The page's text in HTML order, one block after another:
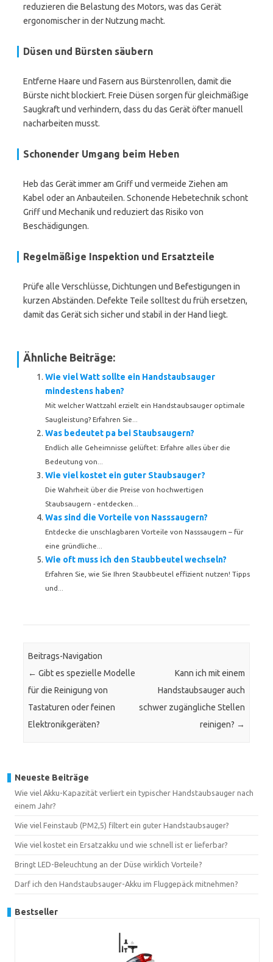
reduzieren die Belastung des Motors, was das Gerät
ergonomischer in der Nutzung macht.
Düsen und Bürsten säubern
Entferne Haare und Fasern aus Bürstenrollen, damit die
Bürste nicht blockiert. Freie Düsen sorgen für gleichmäßige
Saugkraft und verhindern, dass du das Gerät öfter manuell
nacharbeiten musst.
Schonender Umgang beim Heben
Heb das Gerät immer am Griff und vermeide Ziehen am
Kabel oder an Anbauteilen. Schonende Hebetechnik schont
Griff und Mechanik und reduziert das Risiko von
Beschädigungen.
Regelmäßige Inspektion und Ersatzteile
Prüfe alle Verschlüsse, Dichtungen und Befestigungen in
kurzen Abständen. Defekte Teile solltest du früh ersetzen,
damit das Gerät sich sicher und stabil in der Hand liegt.
Ähnliche Beiträge:
Wie viel Watt sollte ein Handstaubsauger
mindestens haben?
Mit welcher Wattzahl erzielt ein Handstaubsauger optimale
Saugleistung? Erfahren Sie...
Was bedeutet pa bei Staubsaugern?
Endlich alle Geheimnisse gelüftet: Erfahre alles über die
Bedeutung von...
Wie viel kostet ein guter Staubsauger?
Die Wahrheit über die Preise von hochwertigen
Staubsaugern - entdecken...
Was sind die Vorteile von Nasssaugern?
Entdecke die unschlagbaren Vorteile von Nasssaugern – für
eine gründliche...
Wie oft muss ich den Staubbeutel wechseln?
Erfahren Sie, wie Sie Ihren Staubbeutel effizient nutzen! Tipps
und...
Beitrags-Navigation
← Gibt es spezielle Modelle
für die Reinigung von
Tastaturen oder feinen
Elektronikgeräten?
Kann ich mit einem
Handstaubsauger auch
schwer zugängliche Stellen
reinigen? →
Neueste Beiträge
Wie viel Akku-Kapazität verliert ein typischer Handstaubsauger nach
einem Jahr?
Wie viel Feinstaub (PM2,5) filtert ein guter Handstaubsauger?
Wie viel kostet ein Ersatzakku und wie schnell ist er lieferbar?
Bringt LED-Beleuchtung an der Düse wirklich Vorteile?
Darf ich den Handstaubsauger-Akku im Fluggepäck mitnehmen?
Bestseller